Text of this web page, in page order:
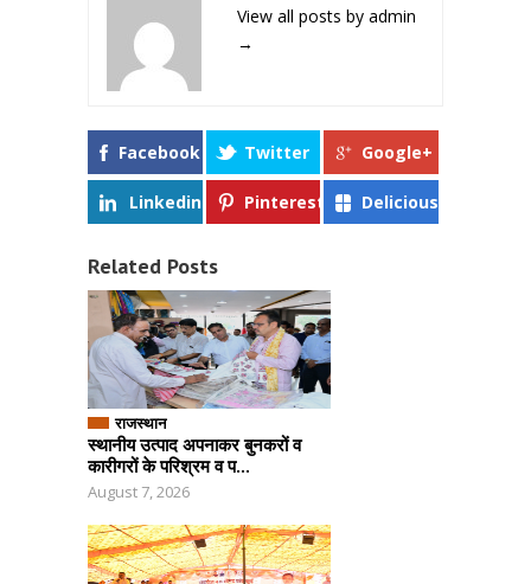
View all posts by admin
→
Facebook Twitter Google+
Linkedin Pinterest Delicious
Related Posts
राजस्थान
स्थानीय उत्पाद अपनाकर बुनकरों व
कारीगरों के परिश्रम व प...
August 7, 2026